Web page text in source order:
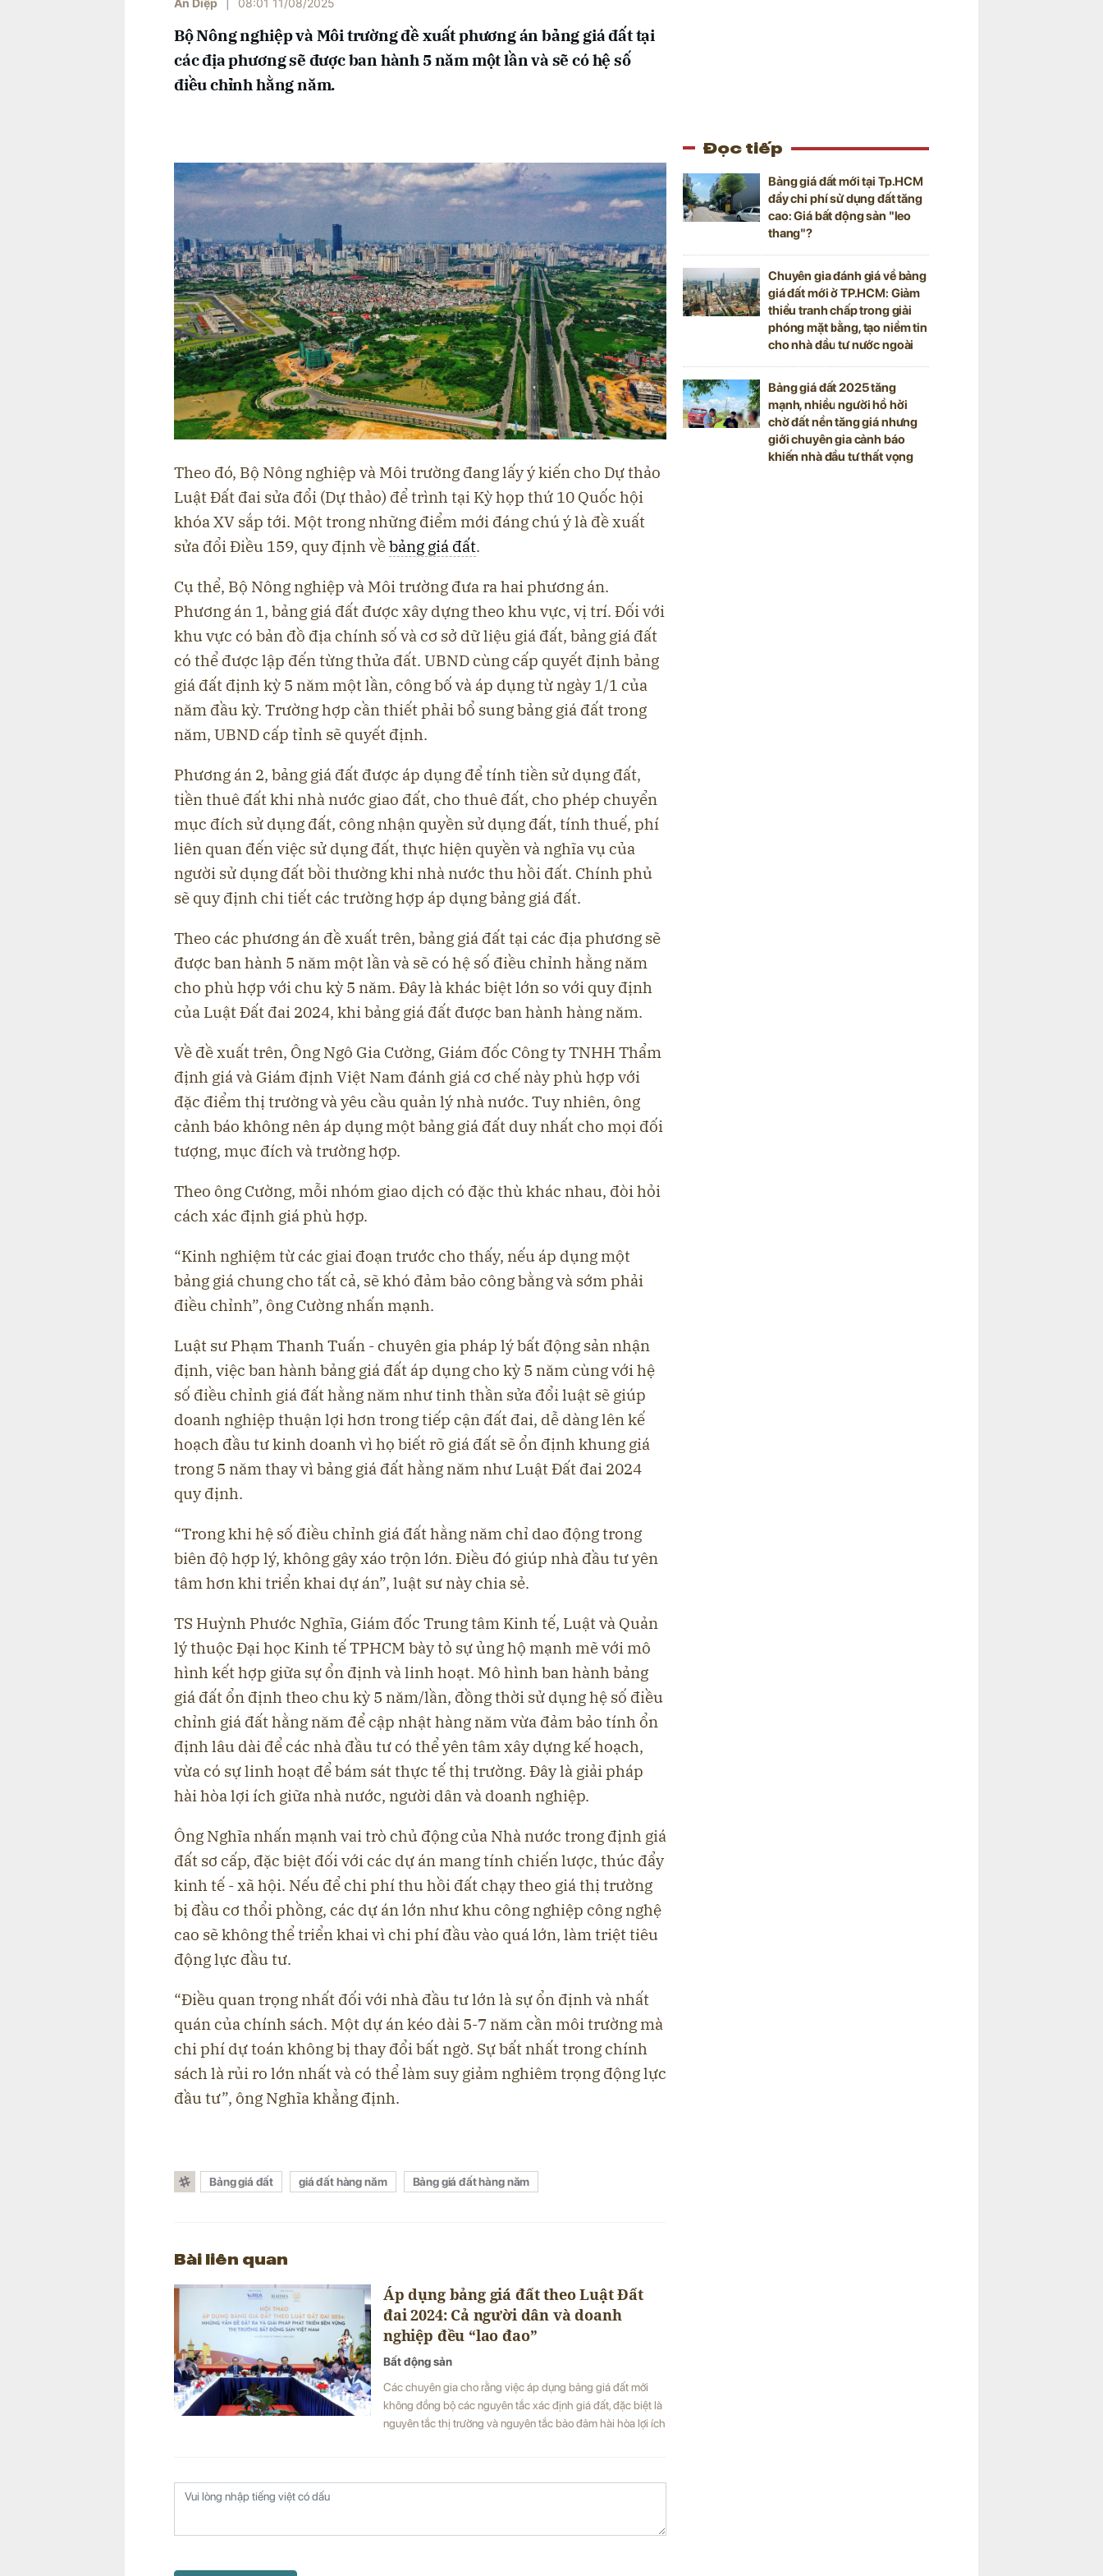
An Diệp 08:01 11/08/2025
Bộ Nông nghiệp và Môi trường đề xuất phương án bảng giá đất tại
các địa phương sẽ được ban hành 5 năm một lần và sẽ có hệ số
điều chỉnh hằng năm.
Theo đó, Bộ Nông nghiệp và Môi trường đang lấy ý kiến cho Dự thảo
Luật Đất đai sửa đổi (Dự thảo) để trình tại Kỳ họp thứ 10 Quốc hội
khóa XV sắp tới. Một trong những điểm mới đáng chú ý là đề xuất
sửa đổi Điều 159, quy định vềbảng giá đất.
Cụ thể, Bộ Nông nghiệp và Môi trường đưa ra hai phương án.
Phương án 1, bảng giá đất được xây dựng theo khu vực, vị trí. Đối với
khu vực có bản đồ địa chính số và cơ sở dữ liệu giá đất, bảng giá đất
có thể được lập đến từng thửa đất. UBND cùng cấp quyết định bảng
giá đất định kỳ 5 năm một lần, công bố và áp dụng từ ngày 1/1 của
năm đầu kỳ. Trường hợp cần thiết phải bổ sung bảng giá đất trong
năm, UBND cấp tỉnh sẽ quyết định.
Phương án 2, bảng giá đất được áp dụng để tính tiền sử dụng đất,
tiền thuê đất khi nhà nước giao đất, cho thuê đất, cho phép chuyển
mục đích sử dụng đất, công nhận quyền sử dụng đất, tính thuế, phí
liên quan đến việc sử dụng đất, thực hiện quyền và nghĩa vụ của
người sử dụng đất bồi thường khi nhà nước thu hồi đất. Chính phủ
sẽ quy định chi tiết các trường hợp áp dụng bảng giá đất.
Theo các phương án đề xuất trên, bảng giá đất tại các địa phương sẽ
được ban hành 5 năm một lần và sẽ có hệ số điều chỉnh hằng năm
cho phù hợp với chu kỳ 5 năm. Đây là khác biệt lớn so với quy định
của Luật Đất đai 2024, khi bảng giá đất được ban hành hàng năm.
Về đề xuất trên, Ông Ngô Gia Cường, Giám đốc Công ty TNHH Thẩm
định giá và Giám định Việt Nam đánh giá cơ chế này phù hợp với
đặc điểm thị trường và yêu cầu quản lý nhà nước. Tuy nhiên, ông
cảnh báo không nên áp dụng một bảng giá đất duy nhất cho mọi đối
tượng, mục đích và trường hợp.
Theo ông Cường, mỗi nhóm giao dịch có đặc thù khác nhau, đòi hỏi
cách xác định giá phù hợp.
“Kinh nghiệm từ các giai đoạn trước cho thấy, nếu áp dụng một
bảng giá chung cho tất cả, sẽ khó đảm bảo công bằng và sớm phải
điều chỉnh”, ông Cường nhấn mạnh.
Luật sư Phạm Thanh Tuấn - chuyên gia pháp lý bất động sản nhận
định, việc ban hành bảng giá đất áp dụng cho kỳ 5 năm cùng với hệ
số điều chỉnh giá đất hằng năm như tinh thần sửa đổi luật sẽ giúp
doanh nghiệp thuận lợi hơn trong tiếp cận đất đai, dễ dàng lên kế
hoạch đầu tư kinh doanh vì họ biết rõ giá đất sẽ ổn định khung giá
trong 5 năm thay vì bảng giá đất hằng năm như Luật Đất đai 2024
quy định.
“Trong khi hệ số điều chỉnh giá đất hằng năm chỉ dao động trong
biên độ hợp lý, không gây xáo trộn lớn. Điều đó giúp nhà đầu tư yên
tâm hơn khi triển khai dự án”, luật sư này chia sẻ.
TS Huỳnh Phước Nghĩa, Giám đốc Trung tâm Kinh tế, Luật và Quản
lý thuộc Đại học Kinh tế TPHCM bày tỏ sự ủng hộ mạnh mẽ với mô
hình kết hợp giữa sự ổn định và linh hoạt. Mô hình ban hành bảng
giá đất ổn định theo chu kỳ 5 năm/lần, đồng thời sử dụng hệ số điều
chỉnh giá đất hằng năm để cập nhật hàng năm vừa đảm bảo tính ổn
định lâu dài để các nhà đầu tư có thể yên tâm xây dựng kế hoạch,
vừa có sự linh hoạt để bám sát thực tế thị trường. Đây là giải pháp
hài hòa lợi ích giữa nhà nước, người dân và doanh nghiệp.
Ông Nghĩa nhấn mạnh vai trò chủ động của Nhà nước trong định giá
đất sơ cấp, đặc biệt đối với các dự án mang tính chiến lược, thúc đẩy
kinh tế - xã hội. Nếu để chi phí thu hồi đất chạy theo giá thị trường
bị đầu cơ thổi phồng, các dự án lớn như khu công nghiệp công nghệ
cao sẽ không thể triển khai vì chi phí đầu vào quá lớn, làm triệt tiêu
động lực đầu tư.
“Điều quan trọng nhất đối với nhà đầu tư lớn là sự ổn định và nhất
quán của chính sách. Một dự án kéo dài 5-7 năm cần môi trường mà
chi phí dự toán không bị thay đổi bất ngờ. Sự bất nhất trong chính
sách là rủi ro lớn nhất và có thể làm suy giảm nghiêm trọng động lực
đầu tư”, ông Nghĩa khẳng định.
Bảng giá đất giá đất hàng năm Bảng giá đất hàng năm
Bài liên quan
Áp dụng bảng giá đất theo Luật Đất
đai 2024: Cả người dân và doanh
nghiệp đều “lao đao”
Bất động sản
Các chuyên gia cho rằng việc áp dụng bảng giá đất mới
không đồng bộ các nguyên tắc xác định giá đất, đặc biệt là
nguyên tắc thị trường và nguyên tắc bảo đảm hài hòa lợi ích
Đọc tiếp
Bảng giá đất mới tại Tp.HCM
đẩy chi phí sử dụng đất tăng
cao: Giá bất động sản "leo
thang"?
Chuyên gia đánh giá về bảng
giá đất mới ở TP.HCM: Giảm
thiểu tranh chấp trong giải
phóng mặt bằng, tạo niềm tin
cho nhà đầu tư nước ngoài
Bảng giá đất 2025 tăng
mạnh, nhiều người hồ hởi
chờ đất nền tăng giá nhưng
giới chuyên gia cảnh báo
khiến nhà đầu tư thất vọng